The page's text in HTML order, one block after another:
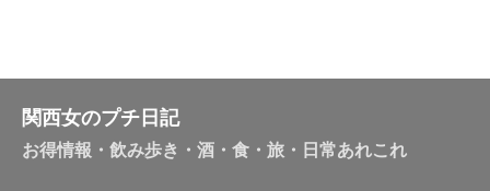
関西女のプチ日記
お得情報・飲み歩き・酒・食・旅・日常あれこれ